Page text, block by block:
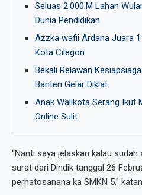
Seluas 2.000.M Lahan
Dunia Pendidikan
Azzka wafii Ardana Juara
Kota Cilegon
Bekali Relawan
Banten Gelar Diklat
Anak Walikota Serang Ikut
Online Sulit
“Nanti saya jelaskan kalau
surat dari Dindik tanggal 26
perhatosanana ka SMKN 5,”